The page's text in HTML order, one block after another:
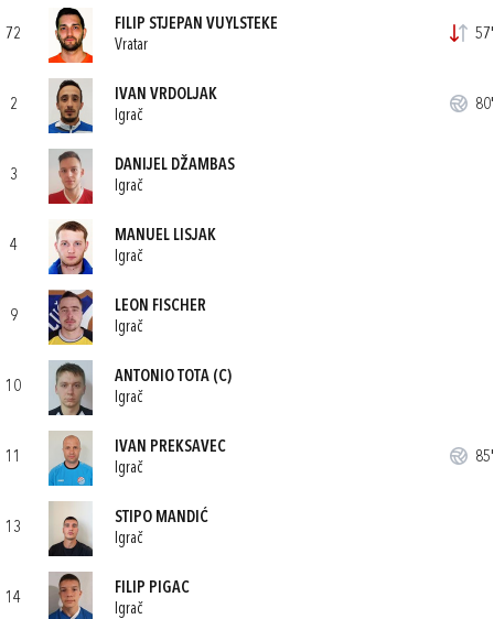
72
FILIP STJEPAN VUYLSTEKE
Vratar
57'
2
IVAN VRDOLJAK
Igrač
80'
3
DANIJEL DŽAMBAS
Igrač
4
MANUEL LISJAK
Igrač
9
LEON FISCHER
Igrač
10
ANTONIO TOTA (C)
Igrač
11
IVAN PREKSAVEC
Igrač
85'
13
STIPO MANDIĆ
Igrač
14
FILIP PIGAC
Igrač